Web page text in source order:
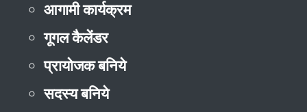
आगामी कार्यक्रम
गूगल कैलेंडर
प्रायोजक बनिये
सदस्य बनिये